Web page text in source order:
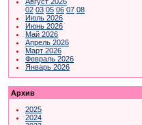
02 03 05 06 07 08
Июль 2026
Июнь 2026
Май 2026
Апрель 2026
Март 2026
Февраль 2026
Январь 2026
Архив
2025
2024